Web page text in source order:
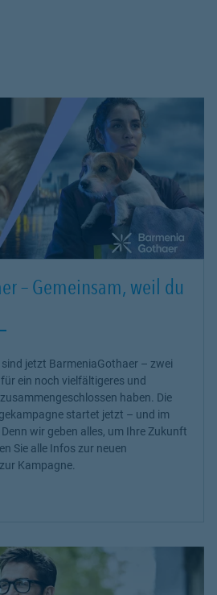
– Gemeinsam, weil du
jetzt BarmeniaGothaer – zwei
ein noch vielfältigeres und
haben. Die
startet jetzt – und im
wir geben alles, um Ihre Zukunft
Sie alle Infos zur neuen
Kampagne.
in New Tab